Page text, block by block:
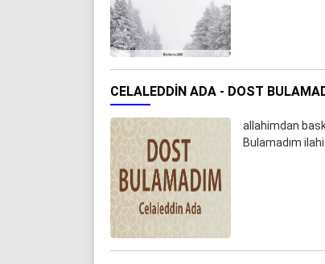
CELALEDDIN ADA - DOST
allahimdan
Bulamadım